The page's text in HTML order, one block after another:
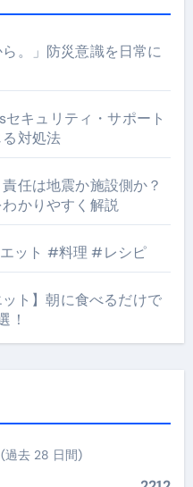
。」防災意識を日常に
セキュリティ・サポート
対処法
任は地震か施設側か？
かりやすく解説
ット #料理 #レシピ
ト】朝に食べるだけで
！
過去 28 日間)